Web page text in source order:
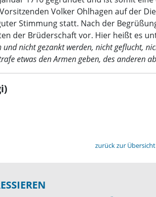
Volker Ohlhagen auf der
Stimmung statt. Nach der
der Brüderschaft vor. Hier heißt es
nicht gezankt werden, nicht geflucht,
etwas den Armen geben, des anderen
zurück zur Übersicht